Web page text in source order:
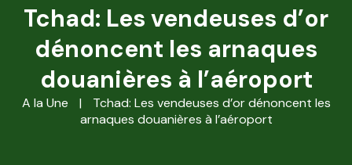
Tchad: Les vendeuses d’or
dénoncent les arnaques
douanières à l’aéroport
A la Une |
Tchad: Les vendeuses d’or dénoncent les
arnaques douanières à l’aéroport